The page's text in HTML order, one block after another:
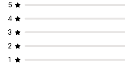
5
4
3
2
1